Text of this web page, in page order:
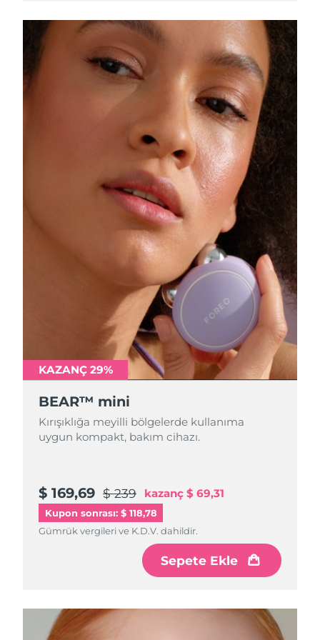
KAZANÇ 29%
BEAR™ mini
Kırışıklığa meyilli bölgelerde kullanıma
uygun kompakt, bakım cihazı.
$ 169,69 $ 239 kazanç $ 69,31
Kupon sonrası: $ 118,78
Gümrük vergileri ve K.D.V. dahildir.
Sepete Ekle
Slovakya 8/10/26
Slovenya Tahmini teslim tarihi 8/10/26
Güney Afrika Tahmini teslim tarihi8/18/26
Tahmini teslim tarihi8/12/26
Tahmini teslim tarihi 8/10/26
Tahmini teslim tarihi 8/10/26
Tahmini teslim tarihi
Tahmini teslim tarihi8/15/26
Tahmini teslim tarihi8/14/26
Tahmini teslim tarihi 8/11/26
Birleşik Arap
Emirlikleri
Tahmini teslim tarihi8/11/26
Birleşik Krallık
Amerika Birleşik
Özbekistan Tahmini teslim tarihi
Vietnam Tahmini teslim tarihi